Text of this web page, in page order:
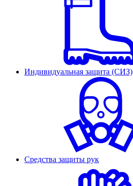
Индивидуальная защита (СИЗ)
Средства защиты рук